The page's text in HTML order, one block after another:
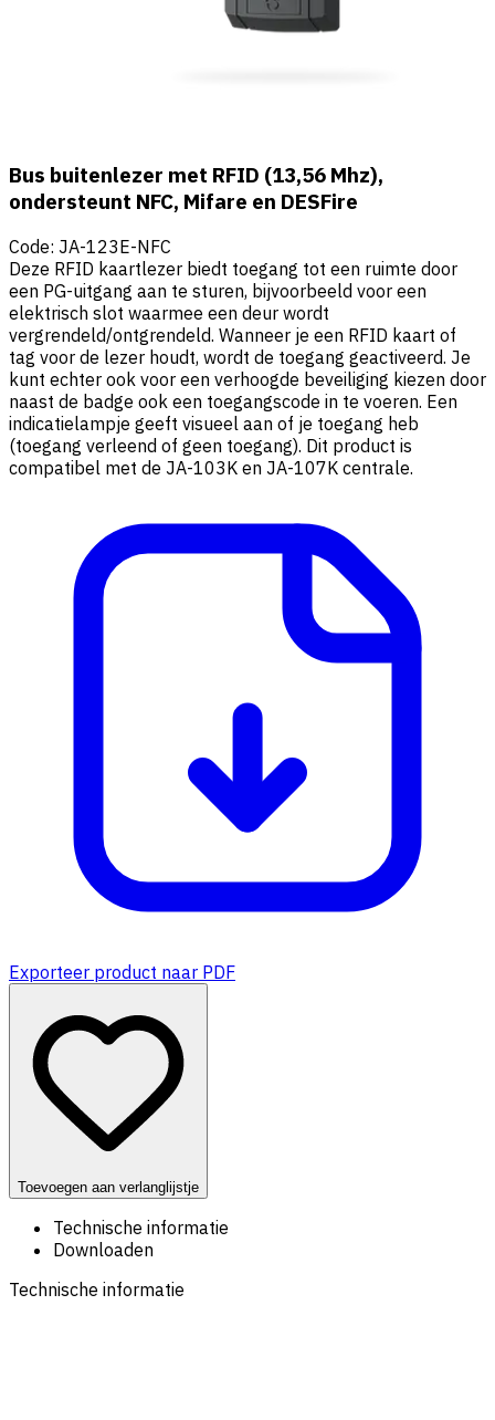
Bus buitenlezer met RFID (13,56 Mhz),
ondersteunt NFC, Mifare en DESFire
Code: JA-123E-NFC
Deze RFID kaartlezer biedt toegang tot een ruimte door
een PG-uitgang aan te sturen, bijvoorbeeld voor een
elektrisch slot waarmee een deur wordt
vergrendeld/ontgrendeld. Wanneer je een RFID kaart of
tag voor de lezer houdt, wordt de toegang geactiveerd. Je
kunt echter ook voor een verhoogde beveiliging kiezen door
naast de badge ook een toegangscode in te voeren. Een
indicatielampje geeft visueel aan of je toegang heb
(toegang verleend of geen toegang). Dit product is
compatibel met de JA-103K en JA-107K centrale.
Exporteer product naar PDF
Toevoegen aan verlanglijstje
Technische informatie
Downloaden
Technische informatie